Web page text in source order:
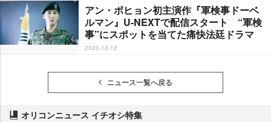
アン・ボヒョン初主演作『軍検事ドーベ
ルマン』U-NEXTで配信スタート “軍検
事”にスポットを当てた痛快法廷ドラマ
2023-12-12
ニュース一覧へ戻る
オリコンニュース イチオシ特集